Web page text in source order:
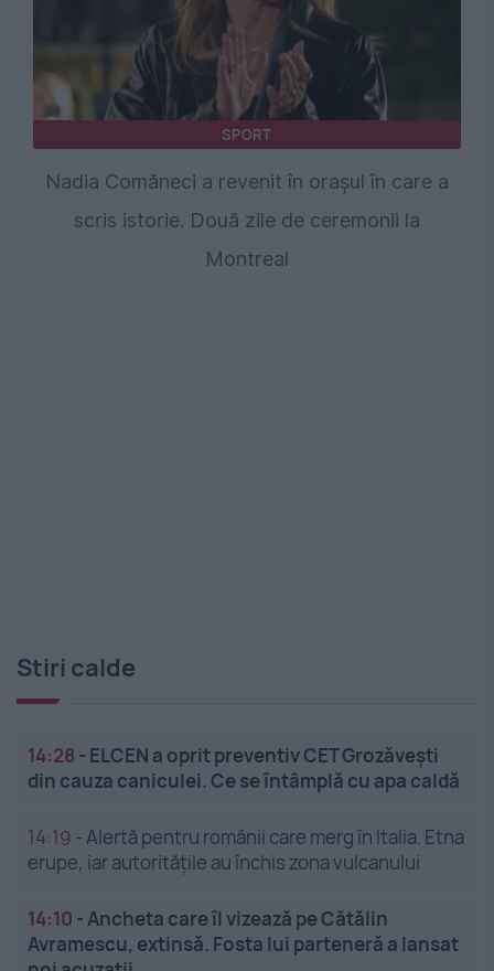
SPORT
Nadia Comăneci a revenit în orașul în care a
scris istorie. Două zile de ceremonii la
Montreal
Stiri calde
14:28 - ELCEN a oprit preventiv CET Grozăveşti
din cauza caniculei. Ce se întâmplă cu apa caldă
14:19 -Alertă pentru românii care merg în Italia. Etna
erupe, iar autoritățile au închis zona vulcanului
14:10 -Ancheta care îl vizează pe Cătălin
Avramescu, extinsă. Fosta lui parteneră a lansat